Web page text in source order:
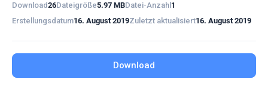
Download26Dateigröße5.97 MBDatei-Anzahl 1
Erstellungsdatum16. August 2019Zuletzt aktualisiert16. August 2019
Download